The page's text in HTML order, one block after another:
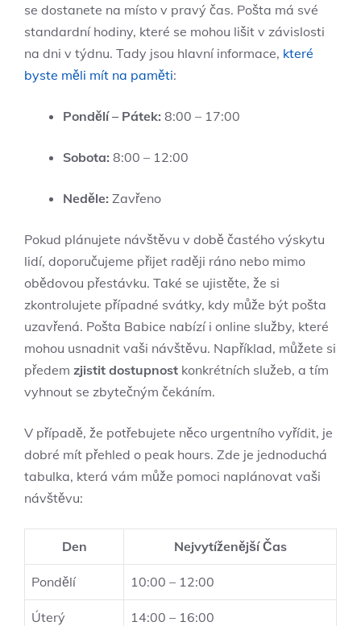
se dostanete na místo v pravý čas. Pošta má své
standardní hodiny, které se mohou lišit v závislosti
na dni v týdnu. Tady jsou hlavní informace, které
byste měli mít na paměti:
Pondělí – Pátek: 8:00 – 17:00
Sobota: 8:00 – 12:00
Neděle: Zavřeno
Pokud plánujete návštěvu v době častého výskytu
lidí, doporučujeme přijet raději ráno nebo mimo
obědovou přestávku. Také se ujistěte, že si
zkontrolujete případné svátky, kdy může být pošta
uzavřená. Pošta Babice nabízí i online služby, které
mohou usnadnit vaši návštěvu. Například, můžete si
předem zjistit dostupnost konkrétních služeb, a tím
vyhnout se zbytečným čekáním.
V případě, že potřebujete něco urgentního vyřídit, je
dobré mít přehled o peak hours. Zde je jednoduchá
tabulka, která vám může pomoci naplánovat vaši
návštěvu:
Den Nejvytíženější Čas
Pondělí 10:00 – 12:00
Úterý 14:00 – 16:00